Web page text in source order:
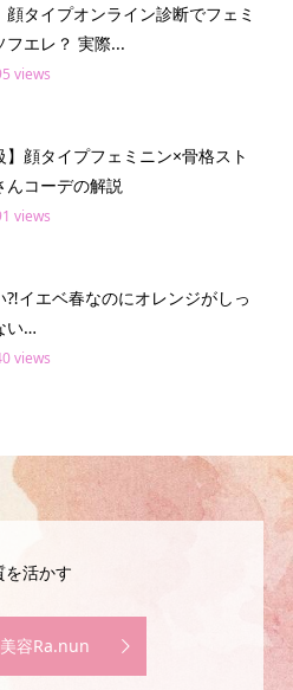
顔タイプオンライン診断でフェミ
フエレ？ 実際...
views
】顔タイプフェミニン×骨格スト
んコーデの解説
views
⁈イエベ春なのにオレンジがしっ
い…
views
を活かす
容Ra.nun